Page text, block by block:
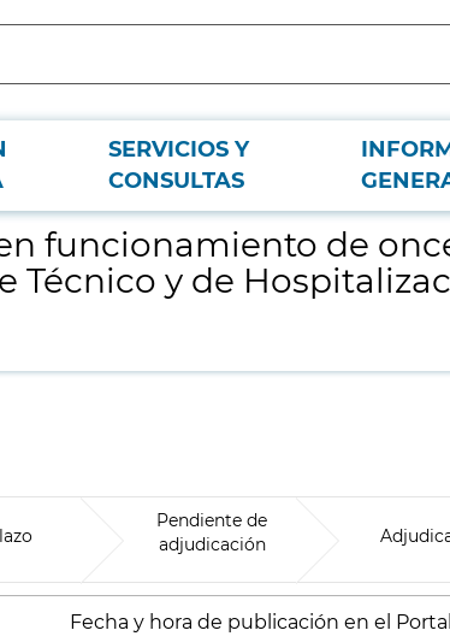
SERVICIOS Y
CONSULTAS
para el Nuevo Bloque Técnico y de Hospitalización
funcionamiento de
Técnico y de
Pendiente de
adjudicación
Fecha y hora de publicación en el